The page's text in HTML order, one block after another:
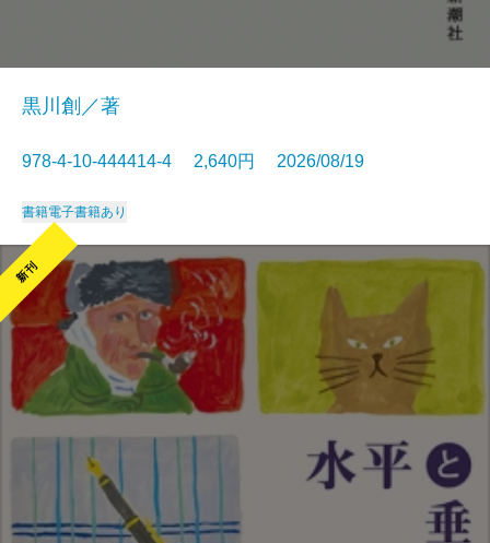
黒川創／著
978-4-10-444414-4 2,640円 2026/08/19
書籍電子書籍あり
新刊